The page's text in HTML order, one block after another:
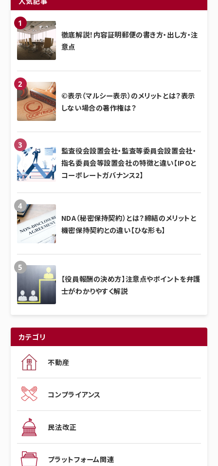
徹底解説！内容証明郵便の書き方・出し方・注
意点
©表示（マルシー表示）のメリットとは？表示
しない場合の著作権は？
監査役会設置会社・監査等委員会設置会社・
指名委員会等設置会社の特徴と違い【IPOと
コーポレートガバナンス2】
NDA（秘密保持契約）とは？締結のメリットと
機密保持契約との違い【ひな形も】
【役員報酬の決め方】注意点やポイントを弁護
士がわかりやすく解説
カテゴリ
不動産
コンプライアンス
民法改正
プラットフォーム関連